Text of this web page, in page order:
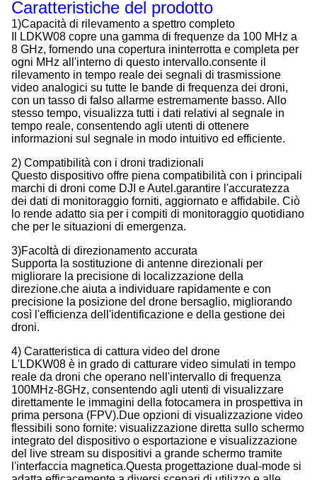
Caratteristiche del prodotto
1)Capacità di rilevamento a spettro completo
Il LDKW08 copre una gamma di frequenze da 100 MHz a
8 GHz, fornendo una copertura ininterrotta e completa per
ogni MHz all'interno di questo intervallo.consente il
rilevamento in tempo reale dei segnali di trasmissione
video analogici su tutte le bande di frequenza dei droni,
con un tasso di falso allarme estremamente basso. Allo
stesso tempo, visualizza tutti i dati relativi al segnale in
tempo reale, consentendo agli utenti di ottenere
informazioni sul segnale in modo intuitivo ed efficiente.
2) Compatibilità con i droni tradizionali
Questo dispositivo offre piena compatibilità con i principali
marchi di droni come DJI e Autel.garantire l'accuratezza
dei dati di monitoraggio forniti, aggiornato e affidabile. Ciò
lo rende adatto sia per i compiti di monitoraggio quotidiano
che per le situazioni di emergenza.
3)Facoltà di direzionamento accurata
Supporta la sostituzione di antenne direzionali per
migliorare la precisione di localizzazione della
direzione.che aiuta a individuare rapidamente e con
precisione la posizione del drone bersaglio, migliorando
così l'efficienza dell'identificazione e della gestione dei
droni.
4) Caratteristica di cattura video del drone
L'LDKW08 è in grado di catturare video simulati in tempo
reale da droni che operano nell'intervallo di frequenza
100MHz-8GHz, consentendo agli utenti di visualizzare
direttamente le immagini della fotocamera in prospettiva in
prima persona (FPV).Due opzioni di visualizzazione video
flessibili sono fornite: visualizzazione diretta sullo schermo
integrato del dispositivo o esportazione e visualizzazione
del live stream su dispositivi a grande schermo tramite
l'interfaccia magnetica.Questa progettazione dual-mode si